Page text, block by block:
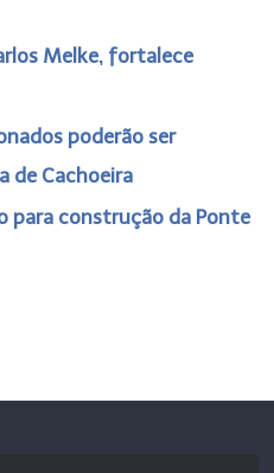
Melke, fortalece
poderão ser
de Cachoeira
para construção da Ponte